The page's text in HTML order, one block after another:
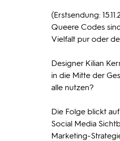
(Erstsendung:
Queere Codes
Vielfalt pur oder
Designer Kilian
in die Mitte der
alle nutzen?
Die Folge blickt
Social Media
Marketing-